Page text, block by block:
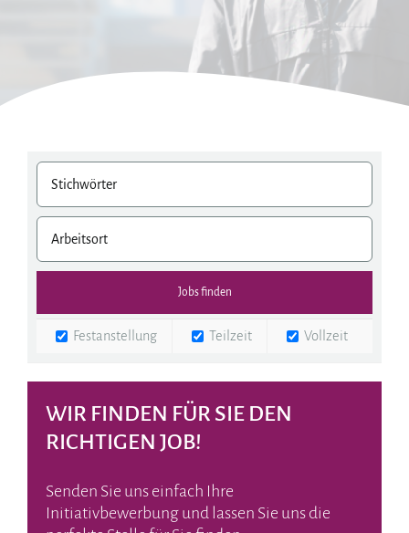
Festanstellung Teilzeit Vollzeit
WIR FINDEN FÜR SIE DEN
RICHTIGEN JOB!
Senden Sie uns einfach Ihre
Initiativbewerbung und lassen Sie uns die